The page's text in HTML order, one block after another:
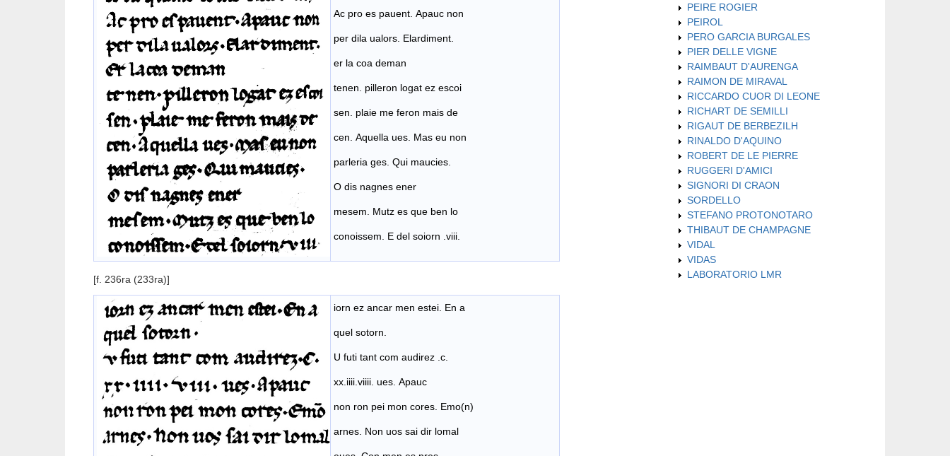
Ac pro es pauent. Apauc non
per dila ualors. Elardiment.
er la coa deman
tenen. pilleron logat ez escoi
sen. plaie me feron mais de
cen. Aquella ues. Mas eu non
parleria ges. Qui maucies.
O dis nagnes ener
mesem. Mutz es que ben lo
conoissem. E del soiorn .viii.
[f. 236ra (233ra)]
iorn ez ancar men estei. En a
quel sotorn.
U futi tant com audirez .c.
xx.iiii.viiii. ues. Apauc
non ron pei mon cores. Emo(n)
arnes. Non uos sai dir lomal
PEIRE ROGIER
PEIROL
PERO GARCIA BURGALES
PIER DELLE VIGNE
RAIMBAUT D'AURENGA
RAIMON DE MIRAVAL
RICCARDO CUOR DI LEONE
RICHART DE SEMILLI
RIGAUT DE BERBEZILH
RINALDO D'AQUINO
ROBERT DE LE PIERRE
RUGGERI D'AMICI
SIGNORI DI CRAON
SORDELLO
STEFANO PROTONOTARO
THIBAUT DE CHAMPAGNE
VIDAL
VIDAS
LABORATORIO LMR